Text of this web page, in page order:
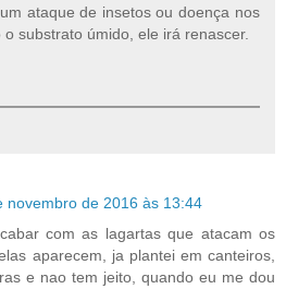
ataque de insetos ou doença nos
substrato úmido, ele irá renascer.
novembro de 2016 às 13:44
com as lagartas que atacam os
aparecem, ja plantei em canteiros,
e nao tem jeito, quando eu me dou